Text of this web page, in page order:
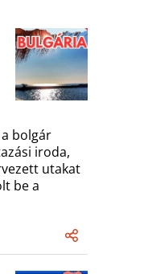
bolgár
iroda,
utakat
be a